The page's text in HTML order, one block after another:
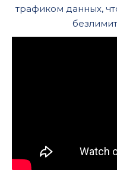
трафиком данных,